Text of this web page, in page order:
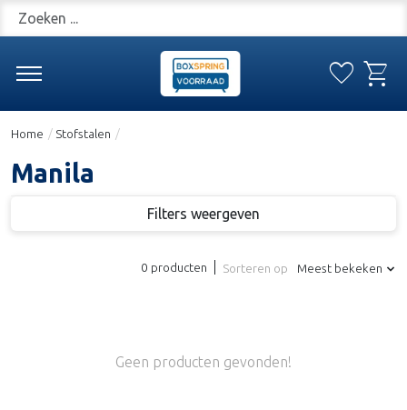
Zoeken
favorite shopping_cart
Home / Stofstalen /
Manila
Filters weergeven
0 producten Sorteren op Meest bekeken
Geen producten gevonden!